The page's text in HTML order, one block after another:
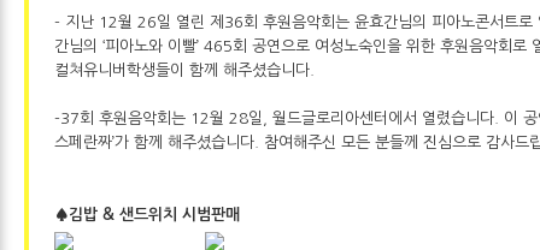
- 지난 12월 26일 열린 제36회 후원음악회는 윤효간님의 피아노콘서트로
간님의 ‘피아노와 이빨’ 465회 공연으로 여성노숙인을 위한 후원음악회로
컬쳐유니버학생들이 함께 해주셨습니다.
-37회 후원음악회는 12월 28일, 월드글로리아센터에서 열렸습니다. 이 공
스페란짜’가 함께 해주셨습니다. 참여해주신 모든 분들께 진심으로 감사드
♠김밥 & 샌드위치 시범판매